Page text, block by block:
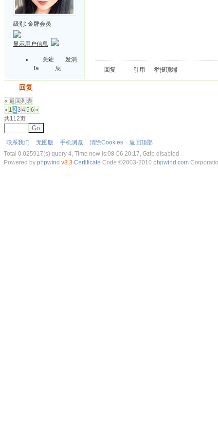
级别: 金牌会员
显示用户信息
关注
Ta
发消
息
回复 引用 举报顶端
回复
« 返回列表
« 1 23 45 6 »
共112页
Go
联系我们 无图版 手机浏览 清除Cookies
返回顶部
Total 0.025917(s) query 4, Time now is:08-06 20:17, Gzip disabled
Powered by phpwind v8.3 Certificate Code ©2003-2010 phpwind.com